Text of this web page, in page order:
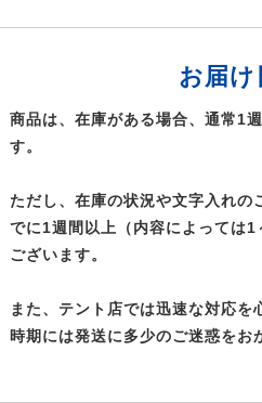
お届け
商品は、在庫がある場合、通常1
す。
ただし、在庫の状況や文字入れの
でに1週間以上（内容によっては
ございます。
また、テント店では迅速な対応を
時期には発送に多少のご迷惑をお